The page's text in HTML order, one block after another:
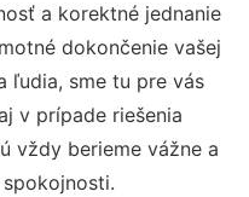
a korektné jednanie
dokončenie vašej
ľudia, sme tu pre vás
v prípade riešenia
vždy berieme vážne a